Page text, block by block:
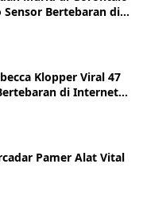
Bertebaran di
Klopper Viral 47
di Internet,
Pamer Alat Vital